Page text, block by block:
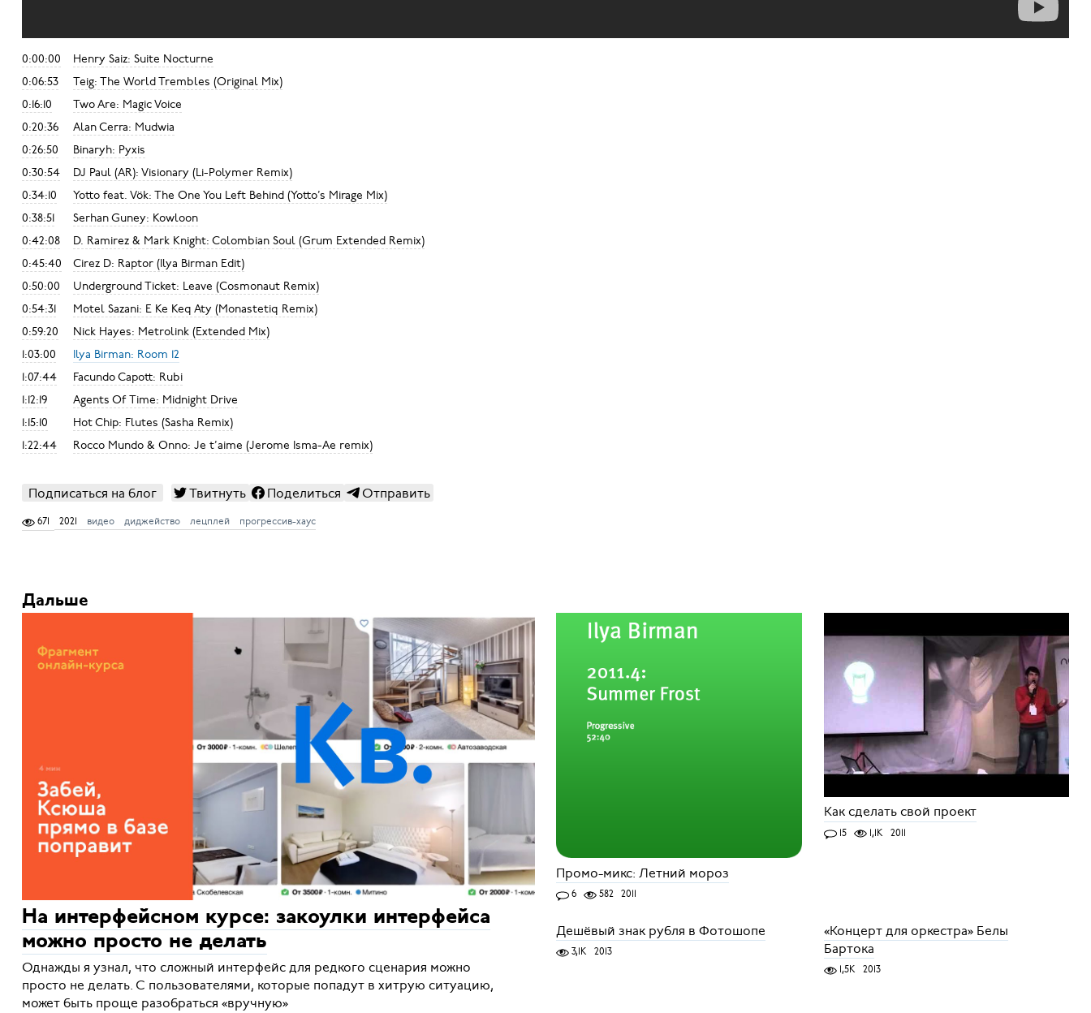
0:00:00
Henry Saiz: Suite Nocturne
0:06:53
Teig: The World Trembles (Original Mix)
0:16:10
Two Are: Magic Voice
0:20:36
Alan Cerra: Mudwia
0:26:50
Binaryh: Pyxis
0:30:54
DJ Paul (AR): Visionary (Li-Polymer Remix)
0:34:10
Yotto feat. Vök: The One You Left Behind (Yotto’s Mirage Mix)
0:38:51
Serhan Guney: Kowloon
0:42:08
D. Ramirez & Mark Knight: Colombian Soul (Grum Extended Remix)
0:45:40
Cirez D: Raptor (Ilya Birman Edit)
0:50:00
Underground Ticket: Leave (Cosmonaut Remix)
0:54:31
Motel Sazani: E Ke Keq Aty (Monastetiq Remix)
0:59:20
Nick Hayes: Metrolink (Extended Mix)
1:03:00
Ilya Birman: Room 12
1:07:44
Facundo Capott: Rubi
1:12:19
Agents Of Time: Midnight Drive
1:15:10
Hot Chip: Flutes (Sasha Remix)
1:22:44
Rocco Mundo & Onno: Je t’aime (Jerome Isma-Ae remix)
Подписаться на блог Твитнуть Поделиться Отправить
671 2021 видео диджейство лецплей прогрессив-хаус
Дальше
На интерфейсном курсе: закоулки интерфейса
можно просто не делать
Однажды я узнал, что сложный интерфейс для редкого сценария можно
просто не делать. С пользователями, которые попадут в хитрую ситуацию,
может быть проще разобраться «вручную»
Промо-микс: Летний мороз
6 582 2011
Как сделать свой проект
15 1,1K 2011
Дешёвый знак рубля в Фотошопе
3,1K 2013
«Концерт для оркестра» Белы
Бартока
1,5K 2013